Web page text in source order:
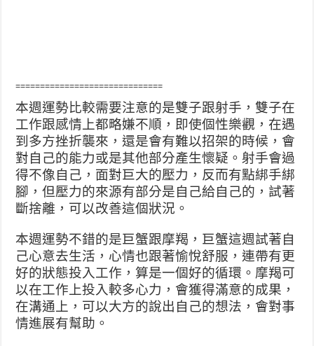
==============================
本週運勢比較需要注意的是雙子跟射手，雙子在
工作跟感情上都略嫌不順，即使個性樂觀，在遇
到多方挫折襲來，還是會有難以招架的時候，會
對自己的能力或是其他部分產生懷疑。射手會過
得不像自己，面對巨大的壓力，反而有點綁手綁
腳，但壓力的來源有部分是自己給自己的，試著
斷捨離，可以改善這個狀況。
本週運勢不錯的是巨蟹跟摩羯，巨蟹這週試著自
己心意去生活，心情也跟著愉悅舒服，連帶有更
好的狀態投入工作，算是一個好的循環。摩羯可
以在工作上投入較多心力，會獲得滿意的成果，
在溝通上，可以大方的說出自己的想法，會對事
情進展有幫助。